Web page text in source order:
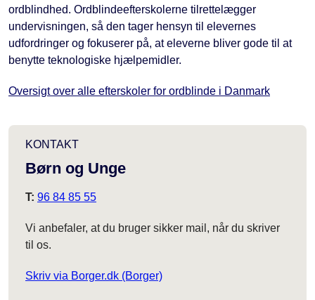
ordblindhed. Ordblindeefterskolerne tilrettelægger
undervisningen, så den tager hensyn til elevernes
udfordringer og fokuserer på, at eleverne bliver gode til at
benytte teknologiske hjælpemidler.
Oversigt over alle efterskoler for ordblinde i Danmark
KONTAKT
Børn og Unge
T: 96 84 85 55
Vi anbefaler, at du bruger sikker mail, når du skriver
til os.
Skriv via Borger.dk (Borger)